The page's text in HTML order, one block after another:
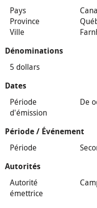
Pays
Province
Ville
Dénominations
5 dollars
Dates
Période
d'émission
De
Période / Événement
Période
Autorités
Autorité
émettrice